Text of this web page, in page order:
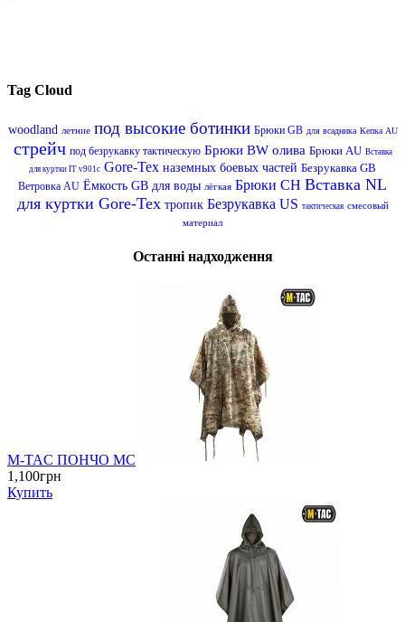
Tag Cloud
woodland летние под высокие ботинки Брюки GB для всадника Кепка AU
стрейч под безрукавку тактическую Брюки BW олива Брюки AU Вставка
для куртки IT v901c Gore-Tex наземных боевых частей Безрукавка GB
Ветровка AU Ёмкость GB для воды лёгкая Брюки CH Вставка NL
для куртки Gore-Tex тропик Безрукавка US тактическая смесовый
материал
Останні надходження
M-TAC ПОНЧО MC
1,100грн
Купить